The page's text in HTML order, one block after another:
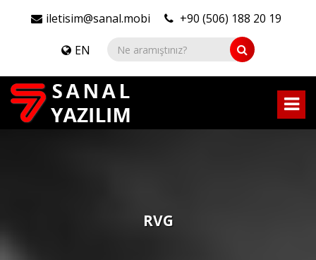
iletisim@sanal.mobi +90 (506) 188 20 19
EN
RVG